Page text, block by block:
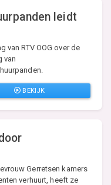
leidt
van RTV OOG over de
van
BEKIJK
Gerretsen kamers
verhuurt, heeft ze